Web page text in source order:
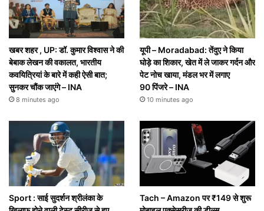
खबर शहर , UP: डॉ. कुमार विश्वास ने की
बेबाक लेखन की वकालत, भारतीय
कवयित्रियां के बारे में कही ऐसी बात;
सुनकर चौंक जाएंगे – INA
8 minutes ago
यूपी – Moradabad: तेंदुए ने किया
घोड़े का शिकार, खेत में ले जाकर गर्दन और
पेट नोच खाया, मंडल भर में लगाए
90 पिंजरे – INA
10 minutes ago
Sport : साई सुदर्शन श्रीलंका के
Tach – Amazon पर ₹149 से शुरू